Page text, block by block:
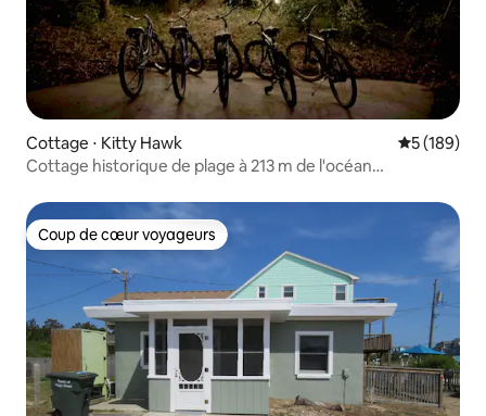
Cottage ⋅ Kitty Hawk Évaluation
5 (189)
Cottage historique de plage à 213 m de l'océan
Coup de cœur voyageurs
Coup de cœur voyageurs